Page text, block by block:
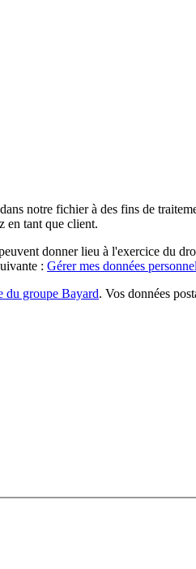
notre fichier à des fins de
en tant que client.
donner lieu à l'exercice du
: Gérer mes données
du groupe Bayard. Vos données